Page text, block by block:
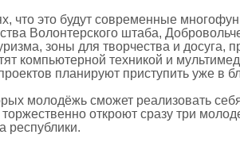
что это будут современные
Волонтерского штаба,
зоны для творчества и досуга,
компьютерной техникой и
планируют приступить уже в
молодёжь сможет реализовать
откроют сразу три
республики.